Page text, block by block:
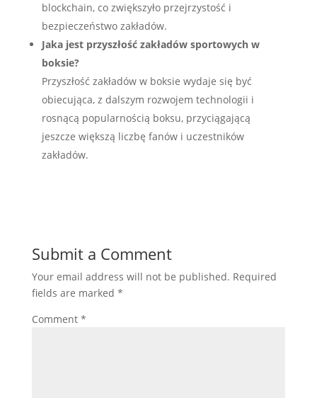
blockchain, co zwiększyło przejrzystość i
bezpieczeństwo zakładów.
Jaka jest przyszłość zakładów sportowych w
boksie?
Przyszłość zakładów w boksie wydaje się być
obiecująca, z dalszym rozwojem technologii i
rosnącą popularnością boksu, przyciągającą
jeszcze większą liczbę fanów i uczestników
zakładów.
Submit a Comment
Your email address will not be published. Required
fields are marked *
Comment *